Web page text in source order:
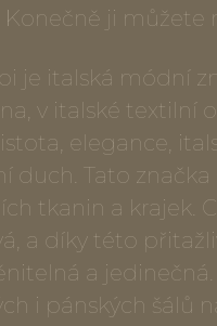
Konečně ji můžete
je italská módní
v italské textilní
elegance,
duch. Tato značka
tkanin a krajek.
a díky této
a
i pánských šálů